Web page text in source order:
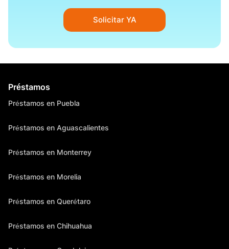
Solicitar YA
Préstamos
Préstamos en Puebla
Préstamos en Aguascalientes
Préstamos en Monterrey
Préstamos en Morelia
Préstamos en Querétaro
Préstamos en Chihuahua